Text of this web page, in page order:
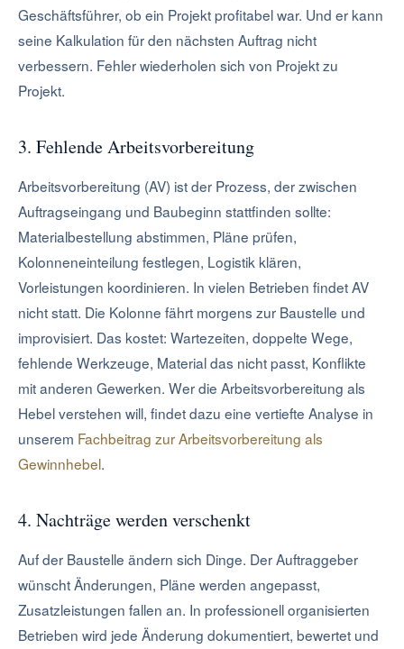
Geschäftsführer, ob ein Projekt profitabel war. Und er kann
seine Kalkulation für den nächsten Auftrag nicht
verbessern. Fehler wiederholen sich von Projekt zu
Projekt.
3. Fehlende Arbeitsvorbereitung
Arbeitsvorbereitung (AV) ist der Prozess, der zwischen
Auftragseingang und Baubeginn stattfinden sollte:
Materialbestellung abstimmen, Pläne prüfen,
Kolonneneinteilung festlegen, Logistik klären,
Vorleistungen koordinieren. In vielen Betrieben findet AV
nicht statt. Die Kolonne fährt morgens zur Baustelle und
improvisiert. Das kostet: Wartezeiten, doppelte Wege,
fehlende Werkzeuge, Material das nicht passt, Konflikte
mit anderen Gewerken. Wer die Arbeitsvorbereitung als
Hebel verstehen will, findet dazu eine vertiefte Analyse in
unserem Fachbeitrag zur Arbeitsvorbereitung als
Gewinnhebel.
4. Nachträge werden verschenkt
Auf der Baustelle ändern sich Dinge. Der Auftraggeber
wünscht Änderungen, Pläne werden angepasst,
Zusatzleistungen fallen an. In professionell organisierten
Betrieben wird jede Änderung dokumentiert, bewertet und